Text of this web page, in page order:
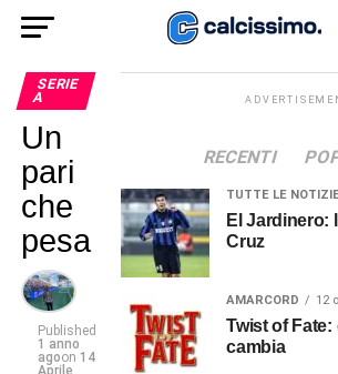
SERIE
A
Un
pari
che
pesa
Published
1 anno
agoon 14
Aprile
RECENTI
TUTTE LE
El Jardinero:
Cruz
AMARCORD 12
Twist of
cambia